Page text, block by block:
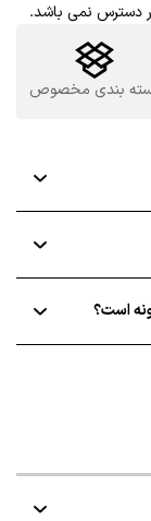
دسترس نمی باشد.
بندی مخصوص